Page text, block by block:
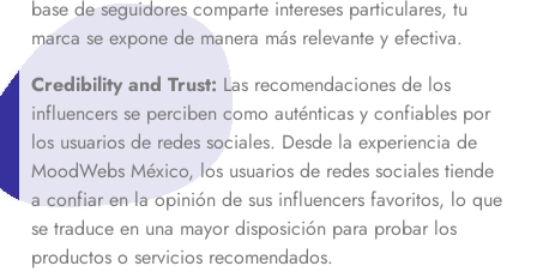
base de seguidores comparte intereses particulares, tu
marca se expone de manera más relevante y efectiva.
Credibility and Trust: Las recomendaciones de los
influencers se perciben como auténticas y confiables por
los usuarios de redes sociales. Desde la experiencia de
MoodWebs México, los usuarios de redes sociales tiende
a confiar en la opinión de sus influencers favoritos, lo que
se traduce en una mayor disposición para probar los
productos o servicios recomendados.